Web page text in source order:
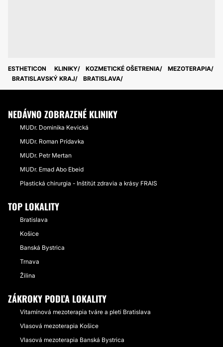
ESTHETICON KLINIKY KOZMETICKÉ OŠETRENIA
MEZOTERAPIA
BRATISLAVSKÝ KRAJ
BRATISLAVA
NEDÁVNO ZOBRAZENÉ KLINIKY
MUDr. Dominika Kevická
MUDr. Roman Prídavka
MUDr. Petr Mertan
MUDr. Emad Abo Ebeid
Plastická chirurgia - Inštitút zdravia a krásy FRAIS
TOP LOKALITY
Bratislava
Košice
Banská Bystrica
Trnava
Žilina
ZÁKROKY PODĽA LOKALITY
Vitamínová mezoterapia tváre a pleti Bratislava
Vlasová mezoterapia Košice
Vlasová mezoterapia Banská Bystrica